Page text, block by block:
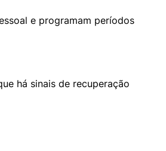
e programam períodos
há sinais de recuperação